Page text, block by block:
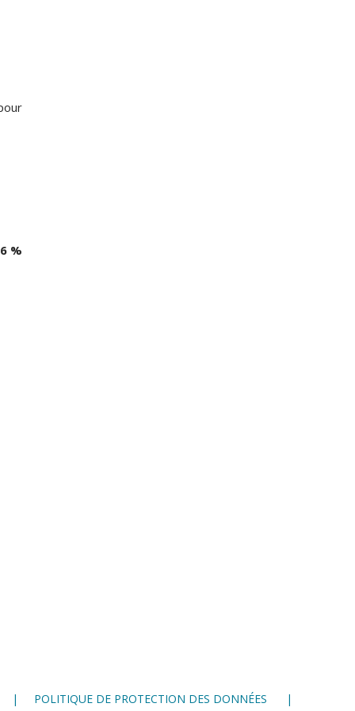
%
POLITIQUE DE PROTECTION DES DONNÉES